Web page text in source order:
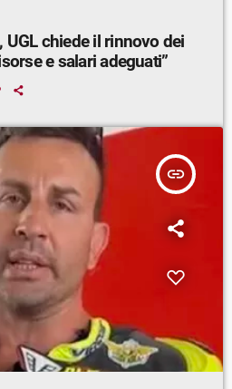
UGL chiede il rinnovo dei
e salari adeguati”
insert_link